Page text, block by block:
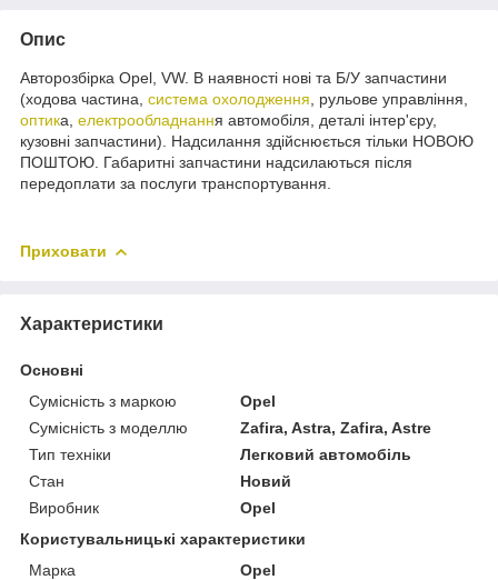
Опис
Авторозбірка Opel, VW. В наявності нові та Б/У запчастини
(ходова частина, система охолодження , рульове управління,
оптика, електрообладнання автомобіля, деталі інтер'єру,
кузовні запчастини). Надсилання здійснюється тільки НОВОЮ
ПОШТОЮ. Габаритні запчастини надсилаються після
передоплати за послуги транспортування.
Приховати
Характеристики
Основні
Сумісність з маркою
Opel
Сумісність з моделлю
Zafira, Astra, Zafira, Astre
Тип техніки
Легковий автомобіль
Стан
Новий
Виробник
Opel
Користувальницькі характеристики
Марка
Opel